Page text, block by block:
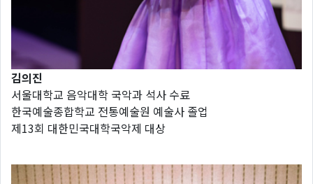
김의진
서울대학교 음악대학 국악과 석사 수료
한국예술종합학교 전통예술원 예술사 졸업
제13회 대한민국대학국악제 대상